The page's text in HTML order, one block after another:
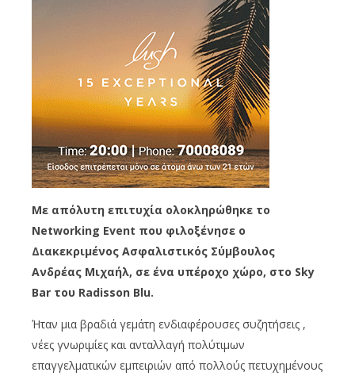
Με απόλυτη επιτυχία ολοκληρώθηκε το
Networking Event που φιλοξένησε ο
Διακεκριμένος Ασφαλιστικός Σύμβουλος
Ανδρέας Μιχαήλ, σε ένα υπέροχο χώρο, στο Sky
Bar του Radisson Blu.
Ήταν μια βραδιά γεμάτη ενδιαφέρουσες συζητήσεις ,
νέες γνωριμίες και ανταλλαγή πολύτιμων
επαγγελματικών εμπειριών από πολλούς πετυχημένους